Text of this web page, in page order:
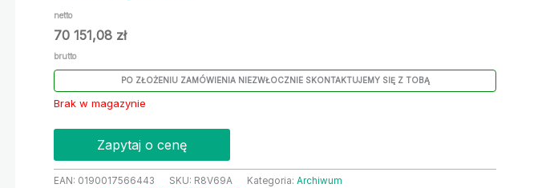
netto
70 151,08 zł
brutto
PO ZŁOŻENIU ZAMÓWIENIA NIEZWŁOCZNIE SKONTAKTUJEMY SIĘ Z TOBĄ
Brak w magazynie
Zapytaj o cenę
EAN: 0190017566443 SKU: R8V69A Kategoria: Archiwum